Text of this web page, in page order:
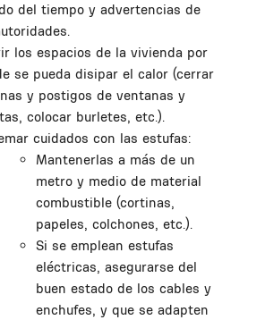
del tiempo y advertencias de
los espacios de la vivienda por
se pueda disipar el calor (cerrar
y postigos de ventanas y
colocar burletes, etc.).
cuidados con las estufas:
Mantenerlas a más de un
metro y medio de material
combustible (cortinas,
papeles, colchones, etc.).
Si se emplean estufas
eléctricas, asegurarse del
buen estado de los cables y
enchufes, y que se adapten